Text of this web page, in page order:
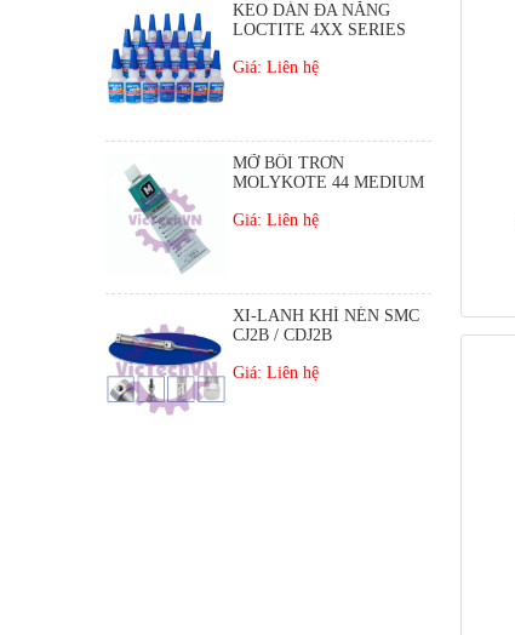
KEO DÁN ĐA NĂNG
LOCTITE 4XX SERIES
Giá: Liên hệ
MỠ BÔI TRƠN
MOLYKOTE 44 MEDIUM
Giá: Liên hệ
XI-LANH KHÍ NÉN SMC
CJ2B / CDJ2B
Giá: Liên hệ